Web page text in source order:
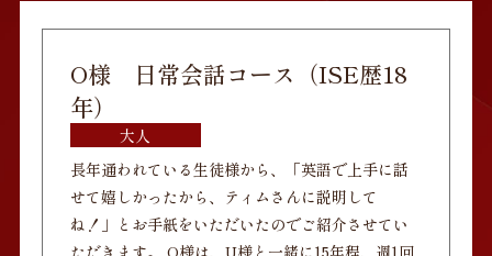
O様 日常会話コース（ISE歴18
年）
大人
長年通われている生徒様から、「英語で上手に話
せて嬉しかったから、ティムさんに説明して
ね！」とお手紙をいただいたのでご紹介させてい